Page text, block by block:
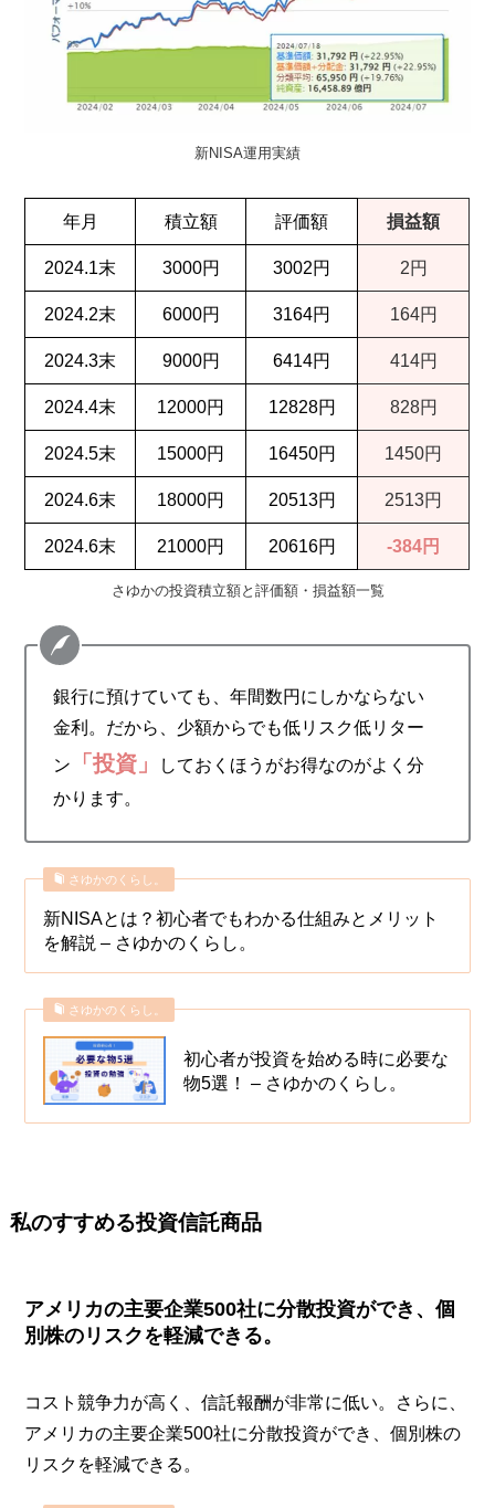
新NISA運用実績
年月 積立額 評価額 損益額
2024.1末 3000円 3002円 2円
2024.2末 6000円 3164円 164円
2024.3末 9000円 6414円 414円
2024.4末 12000円 12828円 828円
2024.5末 15000円 16450円 1450円
2024.6末 18000円 20513円 2513円
2024.6末 21000円 20616円 -384円
さゆかの投資積立額と評価額・損益額一覧
銀行に預けていても、年間数円にしかならない
金利。だから、少額からでも低リスク低リター
ン
「投資」
しておくほうがお得なのがよく分
かります。
さゆかのくらし。
新NISAとは？初心者でもわかる仕組みとメリット
を解説 – さゆかのくらし。
さゆかのくらし。
初心者が投資を始める時に必要な
物5選！ – さゆかのくらし。
私のすすめる投資信託商品
アメリカの主要企業500社に分散投資ができ、個
別株のリスクを軽減できる。
コスト競争力が高く、信託報酬が非常に低い。さらに、
アメリカの主要企業500社に分散投資ができ、個別株の
リスクを軽減できる。